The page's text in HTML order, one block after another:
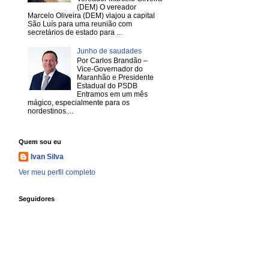
(DEM) O vereador
Marcelo Oliveira (DEM) viajou a capital
São Luís para uma reunião com
secretários de estado para ...
Junho de saudades
Por Carlos Brandão –
Vice-Governador do
Maranhão e Presidente
Estadual do PSDB
Entramos em um mês
mágico, especialmente para os
nordestinos....
Quem sou eu
Ivan Silva
Ver meu perfil completo
Seguidores